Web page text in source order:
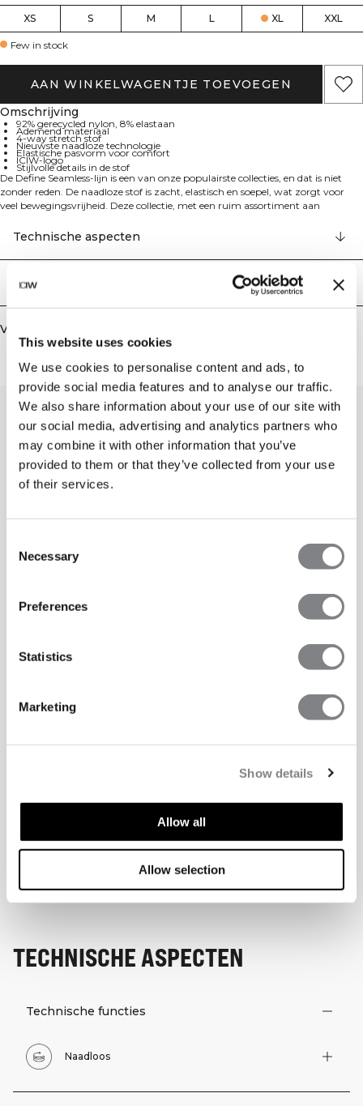
This website uses cookies
We use cookies to personalise content and ads, to
provide social media features and to analyse our traffic.
We also share information about your use of our site with
our social media, advertising and analytics partners who
may combine it with other information that you’ve
provided to them or that they’ve collected from your use
of their services.
Selection
Necessary
Preferences
Statistics
Marketing
Show details
Allow all
Allow selection
XS S M L XL XXL
Few in stock
AAN WINKELWAGENTJE TOEVOEGEN
Omschrijving
92% gerecycled nylon, 8% elastaan
Ademend materiaal
4-way stretch stof
Nieuwste naadloze technologie
Elastische pasvorm voor comfort
ICIW-logo
Stijlvolle details in de stof
De Define Seamless-lijn is een van onze populairste collecties, en dat is niet
zonder reden. De naadloze stof is zacht, elastisch en soepel, wat zorgt voor
veel bewegingsvrijheid. Deze collectie, met een ruim assortiment aan
outs.
Een croptop die het helemaal waard is! Dit shirt sluit perfect aan op het
lichaam, heeft een comfortabele elastische band en een strak design. Stijlvolle
Het kledingstuk is voorzien van de nieuwste naadloze technologie en is
Combineer de top met een legging en een sport-bh uit dezelfde collectie voor
de perfecte outfit.
Technische aspecten
Bezorging en retouren
Vergelijkbare producten
TECHNISCHE ASPECTEN
Technische functies
Naadloos